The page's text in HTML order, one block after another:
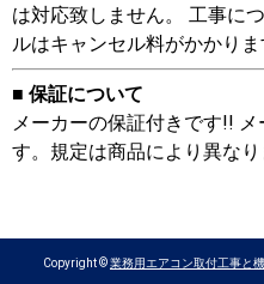
は対応致しません。 工事に
ルはキャンセル料がかかりま
■ 保証について
メーカーの保証付きです!!
す。規定は商品により異なり
Copyright ©業務用エアコン取付工事と